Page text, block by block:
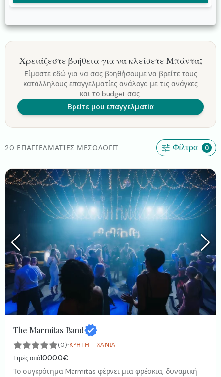
Χρειάζεστε βοήθεια για να κλείσετε Μπάντα;
Είμαστε εδώ για να σας βοηθήσουμε να βρείτε τους
κατάλληλους επαγγελματίες ανάλογα με τις ανάγκες
και το budget σας.
Βρείτε μου επαγγελματία
20 ΕΠΑΓΓΕΛΜΑΤΊΕΣ ΜΕΣΟΛΌΓΓΙ Φίλτρα 0
The Marmitas Band
(0)·ΚΡΉΤΗ - ΧΑΝΙΆ
Τιμές από1000.0€
Το συγκρότημα Marmitas φέρνει μια φρέσκια, δυναμική